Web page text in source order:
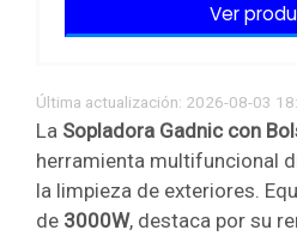
Ver
Última actualización: 2026-08-03
La Sopladora Gadnic con
herramienta multifuncional
la limpieza de exteriores.
de 3000W, destaca por su